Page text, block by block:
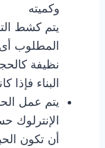
وكميته
المطلوب
نظيفة
البناء
يتم عمل
أن تكون